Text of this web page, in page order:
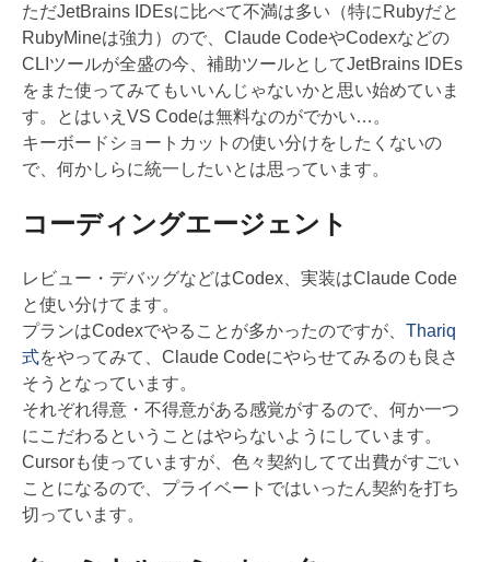
ただJetBrains IDEsに比べて不満は多い（特にRubyだと
RubyMineは強力）ので、Claude CodeやCodexなどの
CLIツールが全盛の今、補助ツールとしてJetBrains IDEs
をまた使ってみてもいいんじゃないかと思い始めていま
す。とはいえVS Codeは無料なのがでかい…。
キーボードショートカットの使い分けをしたくないの
で、何かしらに統一したいとは思っています。
コーディングエージェント
レビュー・デバッグなどはCodex、実装はClaude Code
と使い分けてます。
プランはCodexでやることが多かったのですが、 Thariq
式をやってみて、Claude Codeにやらせてみるのも良さ
そうとなっています。
それぞれ得意・不得意がある感覚がするので、何か一つ
にこだわるということはやらないようにしています。
Cursorも使っていますが、色々契約してて出費がすごい
ことになるので、プライベートではいったん契約を打ち
切っています。